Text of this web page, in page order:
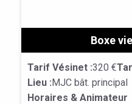
Boxe
Tarif Vésinet :320 €
Lieu :MJC bât. principal
Horaires & Animateur